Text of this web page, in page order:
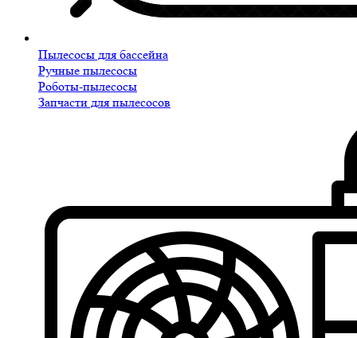
Пылесосы для бассейна
Ручные пылесосы
Роботы-пылесосы
Запчасти для пылесосов